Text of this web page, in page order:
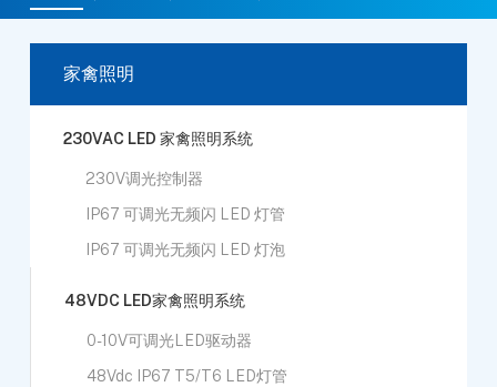
家禽照明
230VAC LED 家禽照明系统
230V调光控制器
IP67 可调光无频闪 LED 灯管
IP67 可调光无频闪 LED 灯泡
48VDC LED家禽照明系统
0-10V可调光LED驱动器
48Vdc IP67 T5/T6 LED灯管